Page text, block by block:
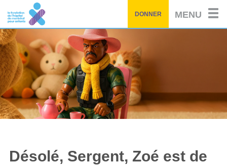
contenu
principal
DONNER MENU
Désolé, Sergent, Zoé est de